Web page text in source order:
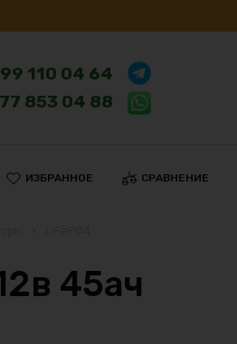
110 04 64
853 04 88
ИЗБРАННОЕ СРАВНЕНИЕ
45ач